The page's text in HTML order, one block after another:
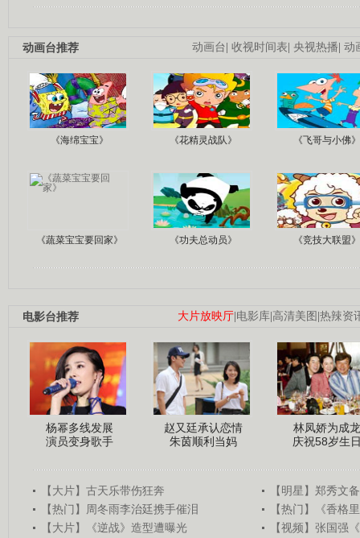
动画台| 收视时间表| 央视热播| 动
动画台推荐
《海绵宝宝》 《花精灵战队》 《飞哥与小佛》
《蔬菜宝宝要回家》 《功夫总动员》 《竞技大联盟》
大片放映厅|电影库|高清美图 |热辣资
电影台推荐
杨幂多线发展
演员变身歌手
赵又廷承认恋情
朱茵顺利当妈
林凤娇为成龙
庆祝58岁生
【大片】古天乐带伤狂奔
【明星】郑秀文
【热门】周冬雨李治廷携手催泪
【热门】《香格
【大片】《逆战》造型遭曝光
【视频】张国强